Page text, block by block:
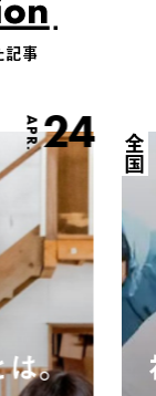
記事
APR.24
。
全国